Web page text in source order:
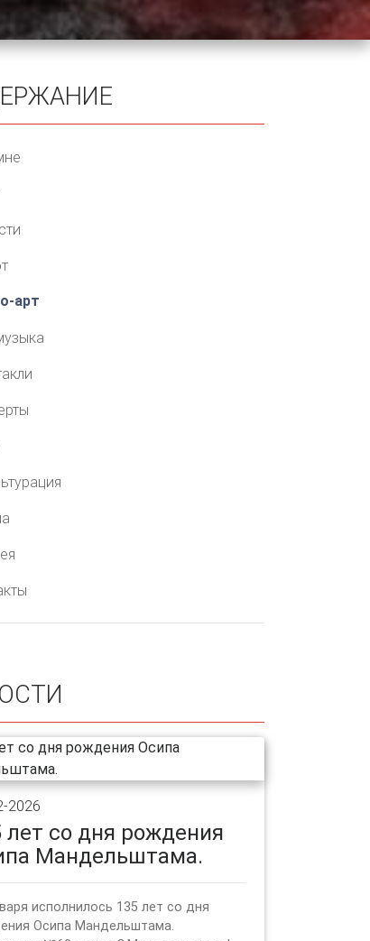
арт
2026
лет со дня рождения
Мандельштама.
исполнилось 135 лет со дня
Осипа Мандельштама.